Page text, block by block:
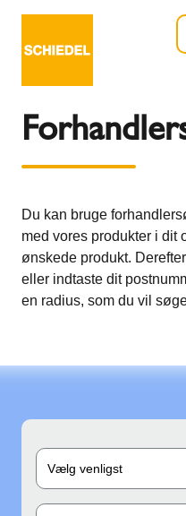
Du kan bruge
med vores produkter i
ønskede produkt.
eller indtaste dit
en radius, som du vil
Vælg venligst